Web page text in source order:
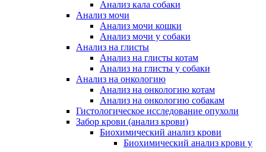
Анализ кала собаки
Анализ мочи
Анализ мочи кошки
Анализ мочи у собаки
Анализ на глисты
Анализ на глисты котам
Анализ на глисты у собаки
Анализ на онкологию
Анализ на онкологию котам
Анализ на онкологию собакам
Гистологическое исследование опухоли
Забор крови (анализ крови)
Биохимический анализ крови
Биохимический анализ крови у